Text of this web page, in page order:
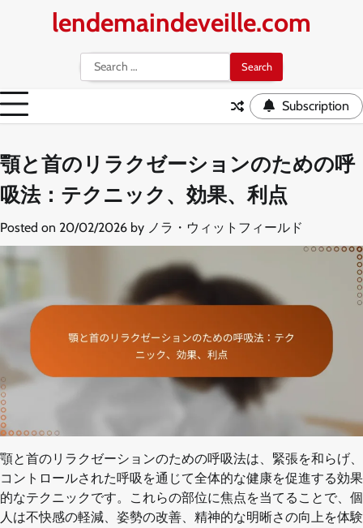
lendemaindeveille.com
Search
for:
Subscription
顎と首のリラクゼーションのための呼
吸法：テクニック、効果、利点
Posted on 20/02/2026 by ノラ・ウィットフィールド
顎と首のリラクゼーションのための呼吸法は、緊張を和らげ、
コントロールされた呼吸を通じて全体的な健康を促進する効果
的なテクニックです。これらの部位に焦点を当てることで、個
人は不快感の軽減、姿勢の改善、精神的な明晰さの向上を体験